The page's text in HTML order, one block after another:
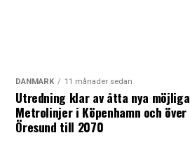
DANMARK 11 månader sedan
Utredning klar av åtta nya möjliga
Metrolinjer i Köpenhamn och över
Öresund till 2070